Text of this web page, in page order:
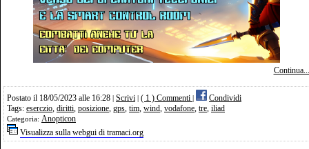
Continua...
Postato il 18/05/2023 alle 16:28 Scrivi ( 1 ) Commenti
Condividi
Tags: eserczio diritti posizione gps tim wind vodafone tre iliad
Categoria: Anopticon
Visualizza sulla webgui di tramaci.org